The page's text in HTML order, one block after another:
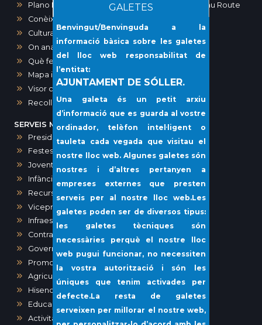
Plano Maps SOLLER. Ruta modernista-Art Noveau Route
Conèixer Sóller
Cultura
On anar?
Què fer?
Mapa interactiu dels comerços de Sóller
Visor cartogràfic (IDE)
Recollida porta a porta i voluminosos
SERVEIS MUNICIPALS
Presidència, Comunicació, Premsa i Protocol
Festes
Joventut
Infància i Igualtat
Recursos humans
Vicepresidència i Administració General
Infraestructures i Vies Públiques
Contractació
Governació
Promoció Econòmica
Agricultura, Ramaderia, Pesca
Hisenda
Educació
Activitats, Obres i Urbanisme
GALETES
Benvingut/Benvinguda a la
informació bàsica sobre les galetes
del lloc web responsabilitat de
l’entitat:
AJUNTAMENT DE SÓLLER.
Una galeta és un petit arxiu
d’informació que es guarda al vostre
ordinador, telèfon intel·ligent o
tauleta cada vegada que visitau el
nostre lloc web. Algunes galetes són
nostres i d’altres pertanyen a
empreses externes que presten
serveis per al nostre lloc web.Les
galetes poden ser de diversos tipus:
les galetes tècniques són
necessàries perquè el nostre lloc
web pugui funcionar, no necessiten
la vostra autorització i són les
úniques que tenim activades per
defecte.La resta de galetes
serveixen per millorar el nostre web,